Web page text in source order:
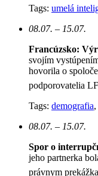
Tags: umelá
08.07. – 15.07.
Francúzsko:
svojím
hovorila o
podporovatelia
Tags: demografia,
08.07. – 15.07.
Spor o
jeho partnerka
právnym